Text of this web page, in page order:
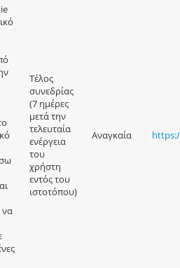
να
Τέλος
συνεδρίας
(7 ημέρες
μετά την
τελευταία
ενέργεια
του
χρήστη
εντός του
ιστοτόπου)
Αναγκαία